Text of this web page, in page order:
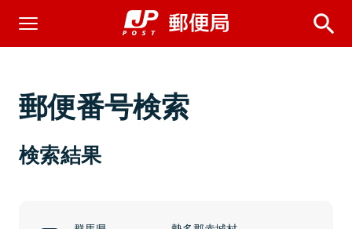
郵便番号検索
検索結果